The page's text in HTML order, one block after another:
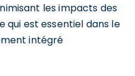
les impacts des
qui est essentiel dans le
intégré